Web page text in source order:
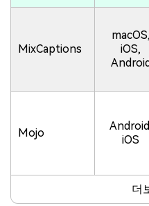
MixCaptions
macOS,
iOS,
Android
Mojo
iOS
더